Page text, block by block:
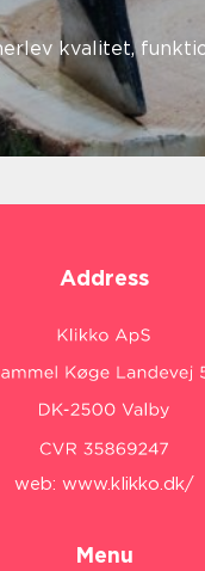
og godt
Address
web: www.klikko.dk/
Menu